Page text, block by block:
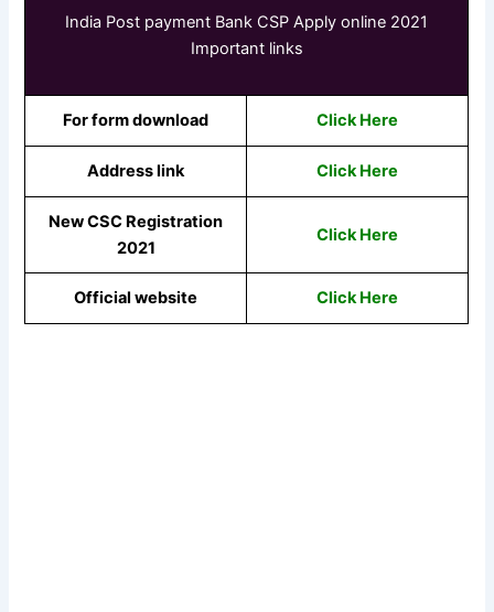
India Post payment Bank CSP Apply online 2021
Important links
For form download Click Here
Address link Click Here
New CSC Registration
2021
Click Here
Official website Click Here